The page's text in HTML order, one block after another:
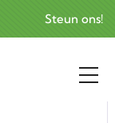
Steun ons!